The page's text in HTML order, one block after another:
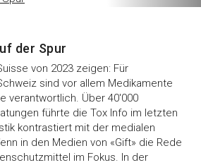
der Spur
von 2023 zeigen: Für
sind vor allem Medikamente
verantwortlich. Über 40'000
führte die Tox Info im letzten
kontrastiert mit der medialen
in den Medien von «Gift» die Rede
im Fokus. In der